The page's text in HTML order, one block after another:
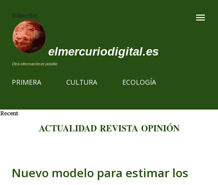
Subscribe
elmercuriodigital.es
Otra información es posible
PRIMERA CULTURA ECOLOGÍA
Recent
ACTUALIDAD REVISTA OPINIÓN
Nuevo modelo para estimar los